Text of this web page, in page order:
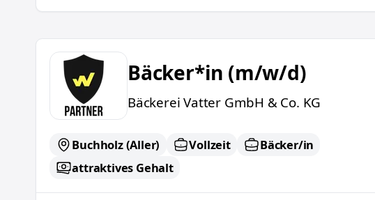
Bäcker*in (m/w/d)
Bäcker*in (m/w/d)
Bäckerei Vatter GmbH & Co. KG
Buchholz (Aller) Vollzeit
Bäcker/in
attraktives Gehalt